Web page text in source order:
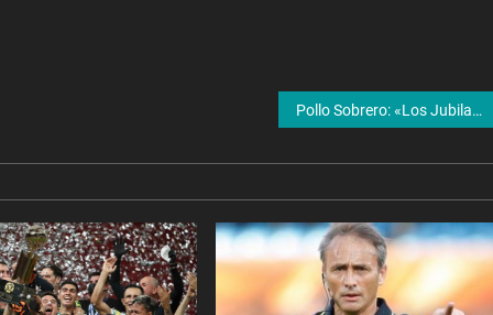
Pollo Sobrero: «Los Jubilados Están En Una Situación Ya Son Verdaderos Parias»